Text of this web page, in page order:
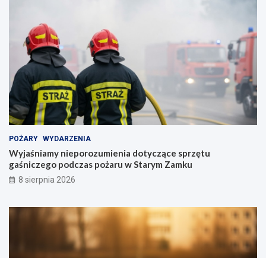
POŻARY WYDARZENIA
Wyjaśniamy nieporozumienia dotyczące sprzętu
gaśniczego podczas pożaru w Starym Zamku
8 sierpnia 2026